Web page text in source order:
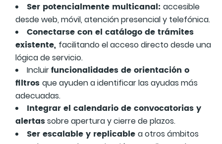
Ser potencialmente multicanal: accesible
desde web, móvil, atención presencial y telefónica.
Conectarse con el catálogo de trámites
existente, facilitando el acceso directo desde una
lógica de servicio.
Incluirfuncionalidades de orientación o
filtros que ayuden a identificar las ayudas más
adecuadas.
Integrar el calendario de convocatorias y
alertassobre apertura y cierre de plazos.
Ser escalable y replicable a otros ámbitos